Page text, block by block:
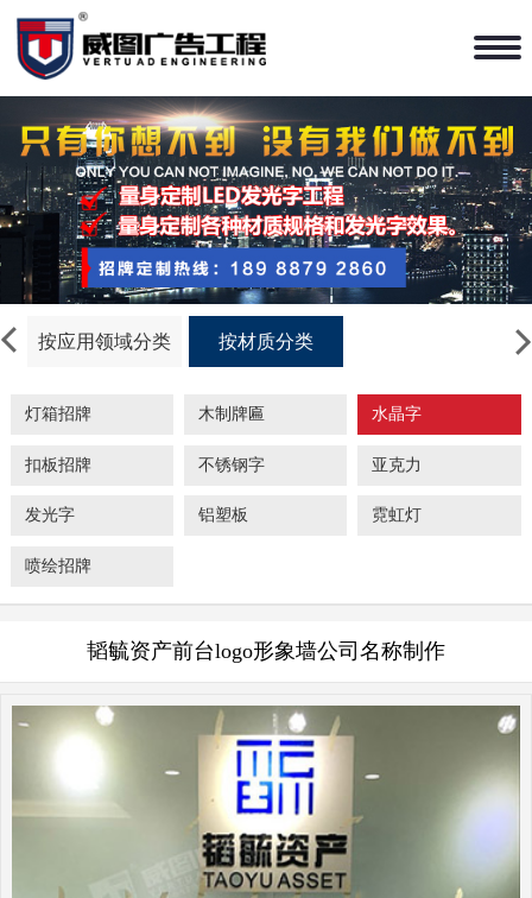
按应用领域分类 按材质分类
灯箱招牌 木制牌匾 水晶字
扣板招牌 不锈钢字 亚克力
发光字 铝塑板 霓虹灯
喷绘招牌
韬毓资产前台logo形象墙公司名称制作